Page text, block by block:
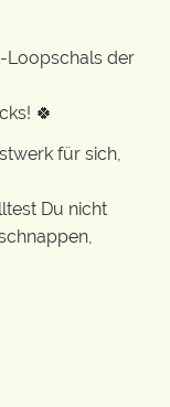
Loopschals der
🍀
für sich,
Du nicht